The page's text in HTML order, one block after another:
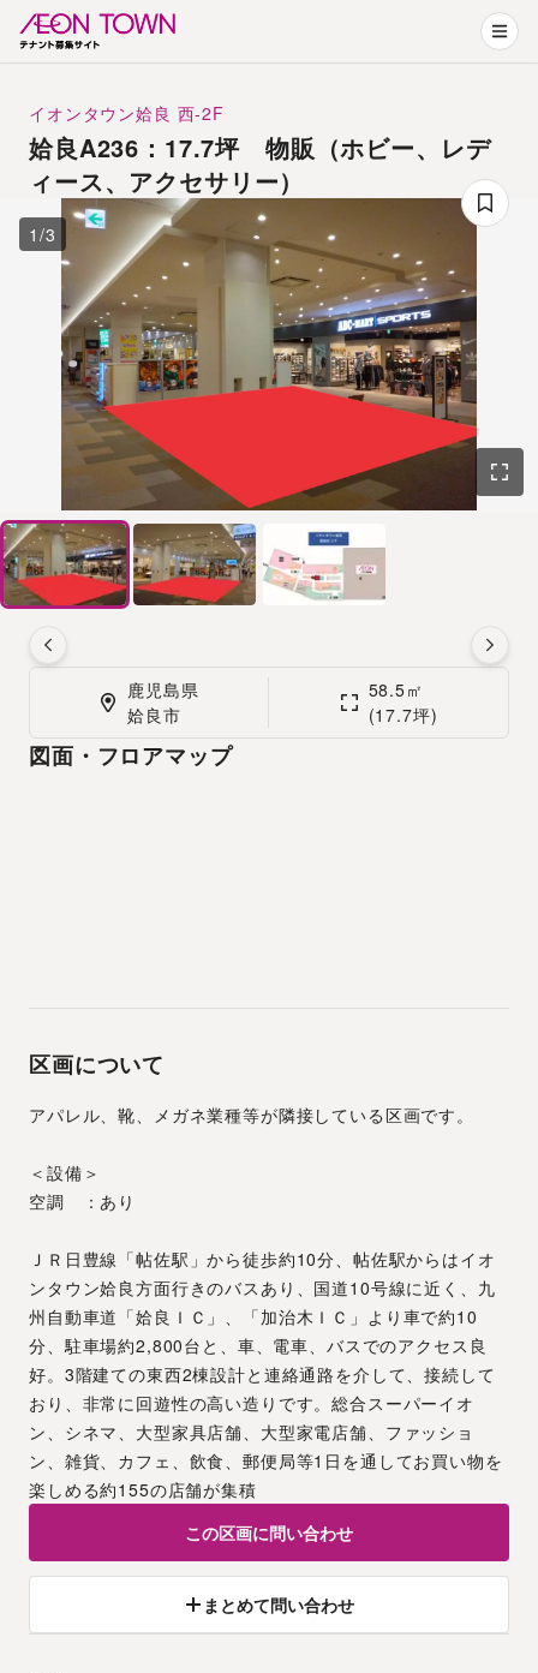
イオンタウン姶良 西-2F
姶良A236：17.7坪 物販（ホビー、レデ
ィース、アクセサリー）
1 /3
鹿児島県
姶良市
58.5㎡
(17.7坪)
図面・フロアマップ
区画について
アパレル、靴、メガネ業種等が隣接している区画です。
＜設備＞
空調　：あり
ＪＲ日豊線「帖佐駅」から徒歩約10分、帖佐駅からはイオ
ンタウン姶良方面行きのバスあり、国道10号線に近く、九
州自動車道「姶良ＩＣ」、「加治木ＩＣ」より車で約10
分、駐車場約2,800台と、車、電車、バスでのアクセス良
好。3階建ての東西2棟設計と連絡通路を介して、接続して
おり、非常に回遊性の高い造りです。総合スーパーイオ
ン、シネマ、大型家具店舗、大型家電店舗、ファッショ
ン、雑貨、カフェ、飲食、郵便局等1日を通してお買い物を
楽しめる約155の店舗が集積
この区画に問い合わせ
まとめて問い合わせ